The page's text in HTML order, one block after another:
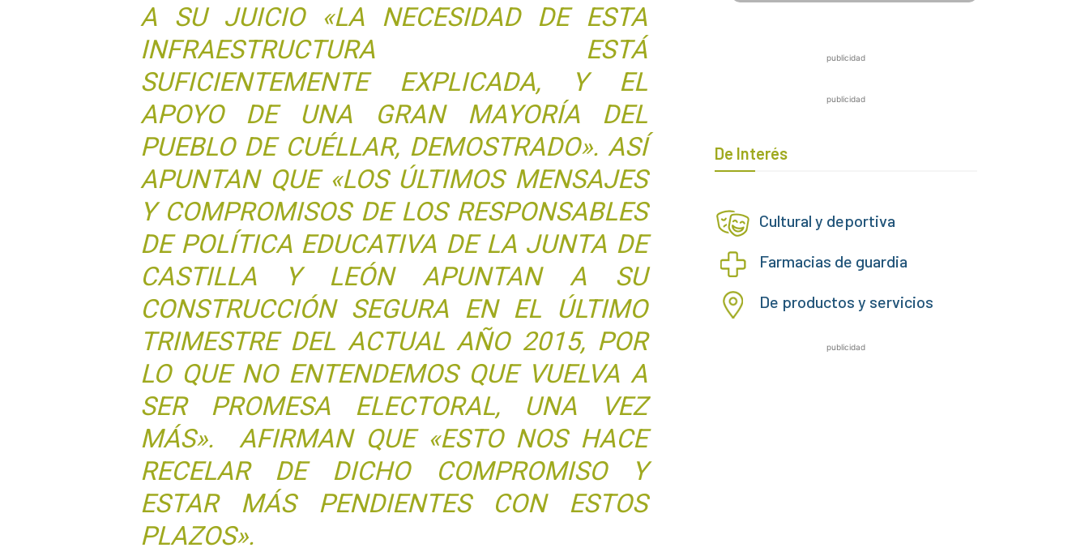
A SU JUICIO «LA NECESIDAD DE ESTA
INFRAESTRUCTURA ESTÁ
SUFICIENTEMENTE EXPLICADA, Y EL
APOYO DE UNA GRAN MAYORÍA DEL
PUEBLO DE CUÉLLAR, DEMOSTRADO». ASÍ
APUNTAN QUE «LOS ÚLTIMOS MENSAJES
Y COMPROMISOS DE LOS RESPONSABLES
DE POLÍTICA EDUCATIVA DE LA JUNTA DE
CASTILLA Y LEÓN APUNTAN A SU
CONSTRUCCIÓN SEGURA EN EL ÚLTIMO
TRIMESTRE DEL ACTUAL AÑO 2015, POR
LO QUE NO ENTENDEMOS QUE VUELVA A
SER PROMESA ELECTORAL, UNA VEZ
MÁS». AFIRMAN QUE «ESTO NOS HACE
RECELAR DE DICHO COMPROMISO Y
ESTAR MÁS PENDIENTES CON ESTOS
PLAZOS».
publicidad
publicidad
De Interés
Cultural y deportiva
Farmacias de guardia
De productos y servicios
publicidad